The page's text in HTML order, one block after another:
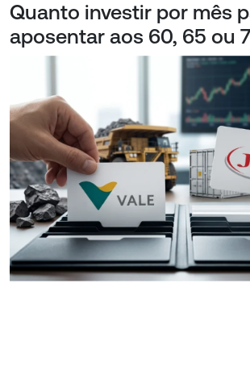
Quanto investir por mês
aposentar aos 60, 65 ou